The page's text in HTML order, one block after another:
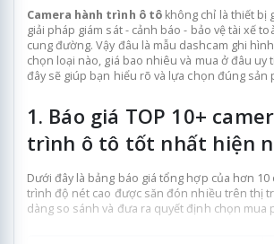
Camera hành trình ô tôkhông chỉ là thiết bị
giải pháp giám sát - cảnh báo - bảo vệ tài xế
cung đường. Vậy đâu là mẫu dashcam ghi
chọn loại nào, giá bao nhiêu và mua ở đâu uy
đây sẽ giúp bạn hiểu rõ và lựa chọn đúng sản
1. Báo giá TOP 10+
trình ô tô tốt nhất hiện
Dưới đây là bảng báo giá tổng hợp của hơn
trình độ nét cao được săn đón nhiều trên thị
dàng so sánh và đưa ra quyết định chọn mua